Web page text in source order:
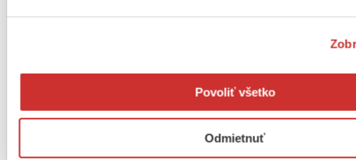
Povoliť všetko
Odmietnuť